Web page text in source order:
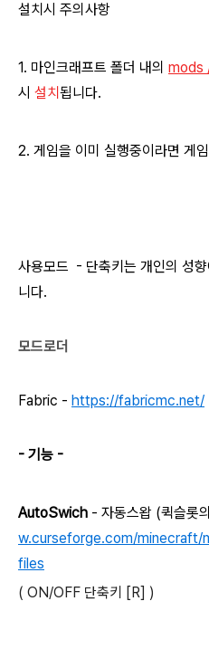
설치시 주의사항
1. 마인크래프트 폴더 내의 mods
시 설치 됩니다.
2. 게임을 이미 실행중이라면 게
사용모드 - 단축키는 개인의 성
니다.
모드로더
Fabric - https://fabricmc.net/
- 기능 -
AutoSwich - 자동스왑 (퀵슬롯
w.curseforge.com/
files
( ON/OFF 단축키 [R] )